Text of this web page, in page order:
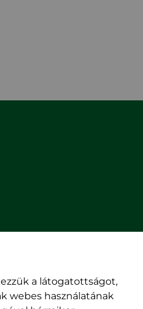
a látogatottságot,
webes használatának